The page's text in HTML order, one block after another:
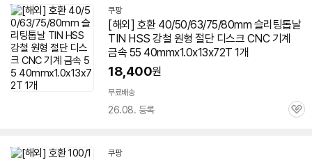
쿠팡
[해외] 호환 40/50/63/75/80mm 슬리팅톱날
TIN HSS 강철 원형 절단 디스크 CNC 기계
금속 55 40mmx1.0x13x72T 1개
18,400원
무료배송
26.08. 등록
관
쿠팡